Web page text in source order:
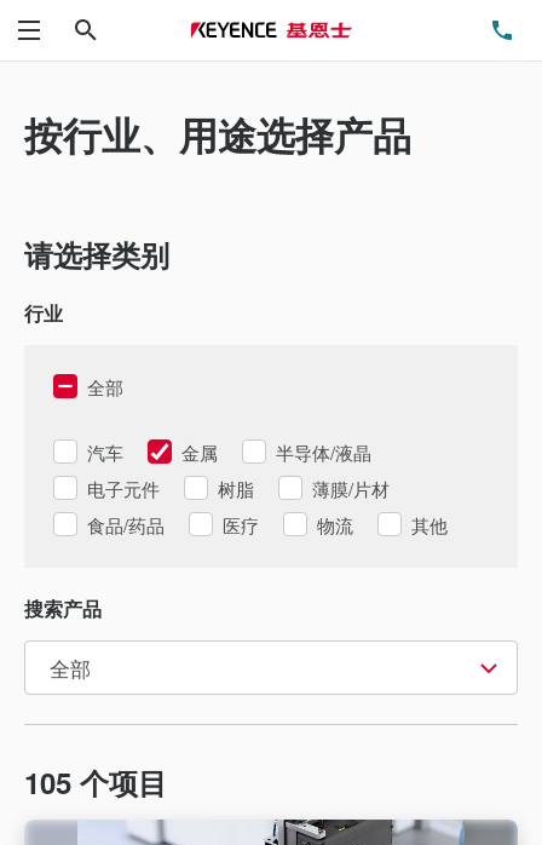
菜单
按行业、用途选择产品
请选择类别
行业
全部
汽车 金属
半导体/液晶
电子元件
树脂
薄膜/片材
食品/药品
医疗 物流 其他
搜索产品
105 个项目